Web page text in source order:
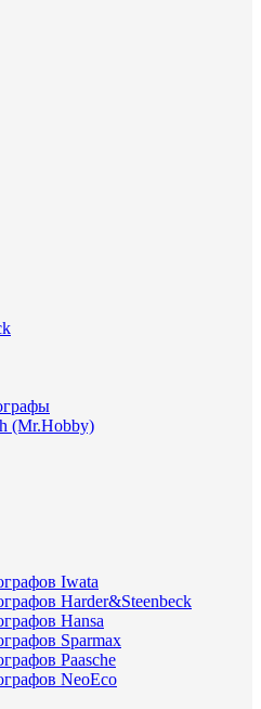
(Mr.Hobby)
Iwata
Harder&Steenbeck
Hansa
Sparmax
Paasche
NeoEco